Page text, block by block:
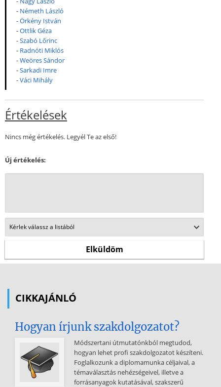
- Németh László
-Örkény István
-Ottlik Géza
-Szabó Lőrinc
- Radnóti Miklós
-Weöres Sándor
-Sarkadi Imre
-Váci Mihály
Értékelések
Nincs még értékelés. Legyél Te az első!
Új értékelés:
CIKKAJÁNLÓ
Hogyan írjunk szakdolgozatot?
Módszertani útmutatónkból megtudod,
hogyan lehet profi szakdolgozatot készíteni.
Foglalkozunk a diplomamunka céljaival, a
témaválasztás nehézségeivel, illetve a
forrásanyagok kutatásával, szakszerű